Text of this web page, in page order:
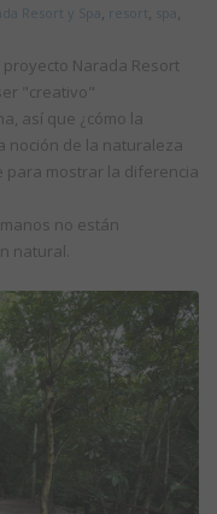
Resort y Spa, resort , spa,
Narada Resort
"creativo"
así que ¿cómo la
noción de la naturaleza
para mostrar la diferencia
no están
natural.